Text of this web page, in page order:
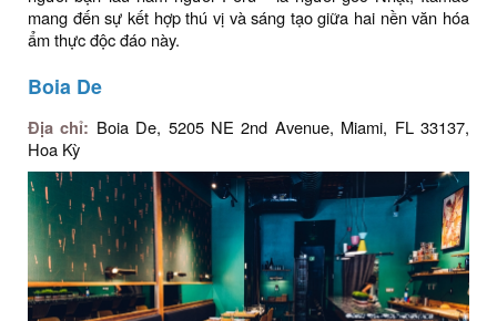
mang đến sự kết hợp thú vị và sáng tạo giữa hai nền văn hóa
ẩm thực độc đáo này.
Boia De
Địa chỉ: Boia De, 5205 NE 2nd Avenue, Miami, FL 33137,
Hoa Kỳ